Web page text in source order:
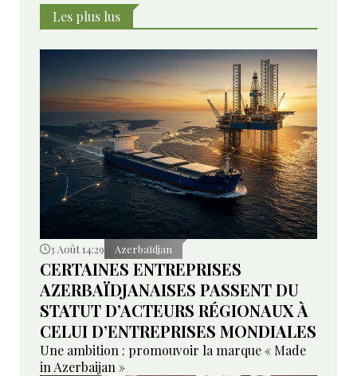
premier temps, l’ambassade fonctionnera avec un
effectif limité de personnel diplomatique et
Les plus lus
3 Août 14:29 Azerbaïdjan
CERTAINES ENTREPRISES
AZERBAÏDJANAISES PASSENT DU
STATUT D’ACTEURS RÉGIONAUX À
CELUI D’ENTREPRISES MONDIALES
Une ambition : promouvoir la marque « Made
in Azerbaijan »